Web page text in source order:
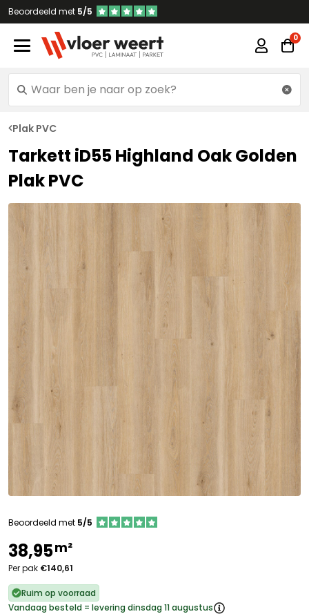
Beoordeeld met 5/5
Plak PVC
Tarkett iD55 Highland Oak Golden
Plak PVC
Beoordeeld met 5/5
38,95m²
Per pak €140,61
Ruim op voorraad
Vandaag besteld = levering dinsdag 11 augustus